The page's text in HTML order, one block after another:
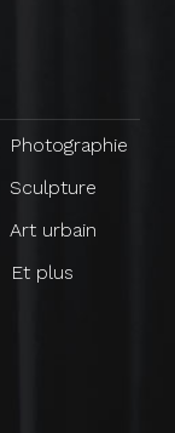
Photographie
Sculpture
Art urbain
Et plus